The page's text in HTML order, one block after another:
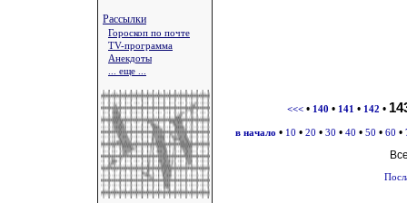
Рассылки
Гороскоп по почте
TV-программа
Анекдоты
... еще ...
<<< • 140 • 141 • 142 •
в начало • 10 • 20 • 30 • 40 • 50 • 60 •